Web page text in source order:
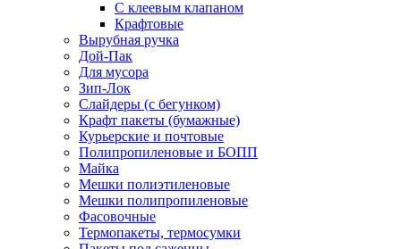
С клеевым клапаном
Крафтовые
Вырубная ручка
Дой-Пак
Для мусора
Зип-Лок
Слайдеры (с бегунком)
Крафт пакеты (бумажные)
Курьерские и почтовые
Полипропиленовые и БОПП
Майка
Мешки полиэтиленовые
Мешки полипропиленовые
Фасовочные
Термопакеты, термосумки